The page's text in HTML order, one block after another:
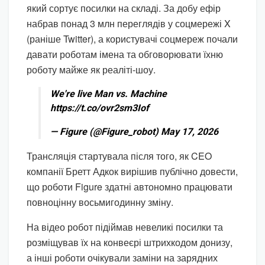
який сортує посилки на складі. За добу ефір
набрав понад 3 млн переглядів у соцмережі X
(раніше Twitter), а користувачі соцмереж почали
давати роботам імена та обговорювати їхню
роботу майже як реаліті-шоу.
We're live Man vs. Machine
https://t.co/ovr2sm3Iof
— Figure (@Figure_robot) May 17, 2026
Трансляція стартувала після того, як CEO
компанії Бретт Адкок вирішив публічно довести,
що роботи Figure здатні автономно працювати
повноцінну восьмигодинну зміну.
На відео робот підіймав невеликі посилки та
розміщував їх на конвеєрі штрихкодом донизу,
а інші роботи очікували заміни на зарядних